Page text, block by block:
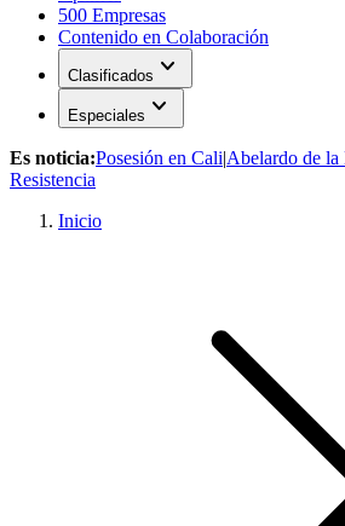
500 Empresas
Contenido en Colaboración
Clasificados expand_more
Especiales expand_more
Es noticia:Posesión en Cali|Abelardo de la
Resistencia
Inicio